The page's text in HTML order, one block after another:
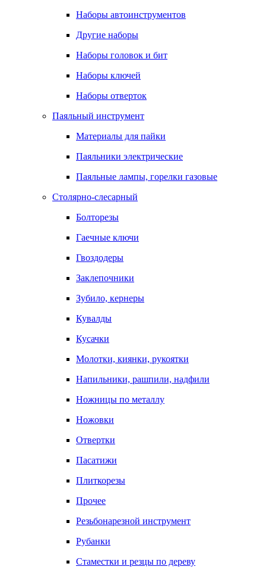
Наборы автоинструментов
Другие наборы
Наборы головок и бит
Наборы ключей
Наборы отверток
Паяльный инструмент
Материалы для пайки
Паяльники электрические
Паяльные лампы, горелки газовые
Столярно-слесарный
Болторезы
Гаечные ключи
Гвоздодеры
Заклепочники
Зубило, кернеры
Кувалды
Кусачки
Молотки, киянки, рукоятки
Напильники, рашпили, надфили
Ножницы по металлу
Ножовки
Отвертки
Пасатижи
Плиткорезы
Прочее
Резьбонарезной инструмент
Рубанки
Стаместки и резцы по дереву